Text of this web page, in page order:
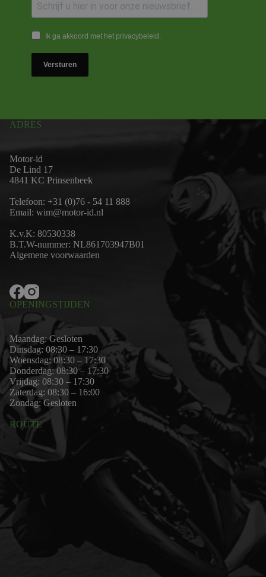
Ik ga akkoord met het privacybeleid.
Versturen
ADRES
Motor-id
De Lind 17
4841 KC Prinsenbeek
Telefoon: +31 (0)76 - 54 11 888
Email: wim@motor-id.nl
K.v.K: 80530338
B.T.W-nummer: NL861703947B01
Algemene voorwaarden
OPENINGSTIJDEN
Maandag: Gesloten
Dinsdag: 08:30 – 17:30
Woensdag: 08:30 – 17:30
Donderdag: 08:30 – 17:30
Vrijdag: 08:30 – 17:30
Zaterdag: 08:30 – 16:00
Zondag: Gesloten
ROUTE